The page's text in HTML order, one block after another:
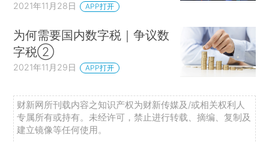
2021年11月28日 APP打开
为何需要国内数字税｜争议数
字税②
2021年11月29日 APP打开
财新网所刊载内容之知识产权为财新传媒及/或相关权利人
专属所有或持有。未经许可，禁止进行转载、摘编、复制及
建立镜像等任何使用。